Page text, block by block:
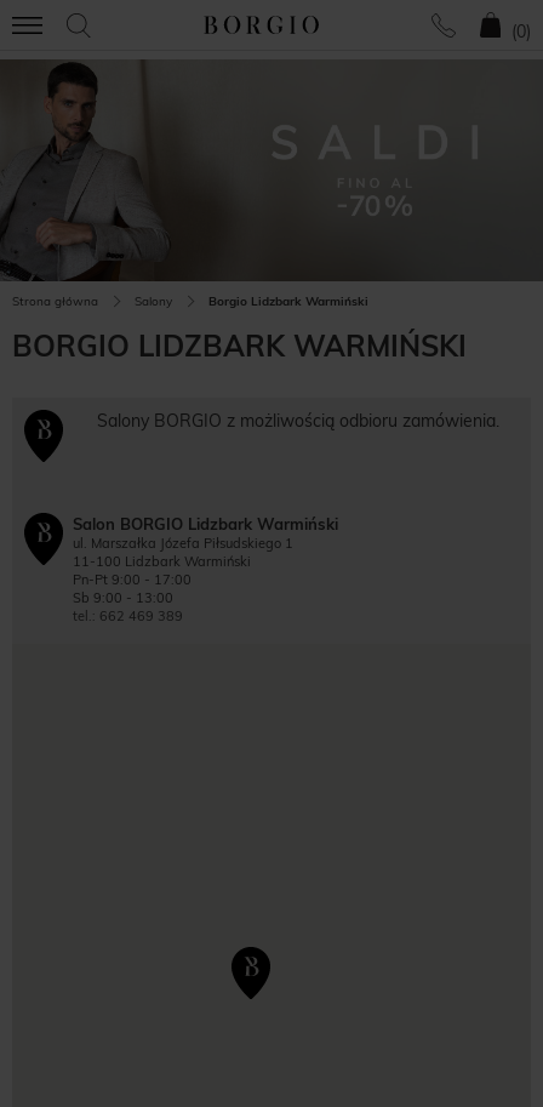
(0)
Strona główna Salony Borgio Lidzbark Warmiński
BORGIO LIDZBARK WARMIŃSKI
Salony BORGIO z możliwością odbioru zamówienia.
Salon BORGIO Lidzbark Warmiński
ul. Marszałka Józefa Piłsudskiego 1
11-100 Lidzbark Warmiński
Pn-Pt 9:00 - 17:00
Sb 9:00 - 13:00
tel.: 662 469 389